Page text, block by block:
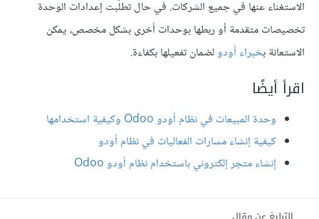
الاستغناء عنها في جميع الشركات. في حال تطلّبت إعدادات الوحدة
تخصيصات متقدمة أو ربطها بوحدات أخرى بشكل مخصص، يمكن
الاستعانة بخبراء أودولضمان تفعيلها بكفاءة.
اقرأ أيضًا
وحدة المبيعات في نظام أودو Odoo وكيفية استخدامها
كيفية إنشاء مسارات الفعاليات في نظام أودو
إنشاء متجر إلكتروني باستخدام نظام أودو Odoo